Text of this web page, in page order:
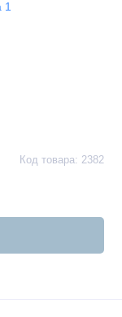
Код товара: 2382